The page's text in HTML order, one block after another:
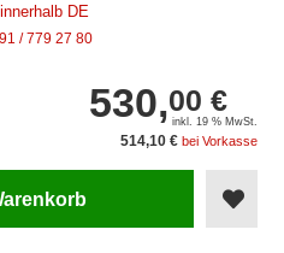
DE
/ 779 27 80
530,00 €
inkl. 19 % MwSt.
514,10 € bei Vorkasse